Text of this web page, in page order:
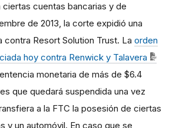
cuentas bancarias y de
de 2013, la corte expidió una
contra Resort Solution Trust. La orden
hoy contra Renwick y Talavera
monetaria de más de $6.4
que quedará suspendida una vez
a la FTC la posesión de ciertas
y un automóvil. En caso que se